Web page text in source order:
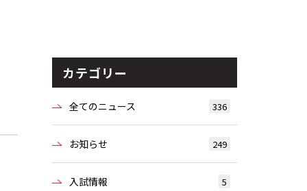
カテゴリー
全てのニュース 336
お知らせ 249
入試情報 5